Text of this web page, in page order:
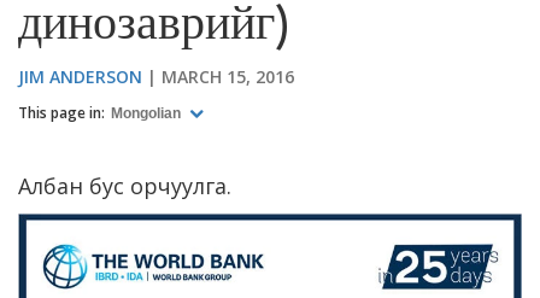
динозаврийг)
JIM ANDERSON MARCH 15, 2016
This page in: Mongolian
Албан бус орчуулга.